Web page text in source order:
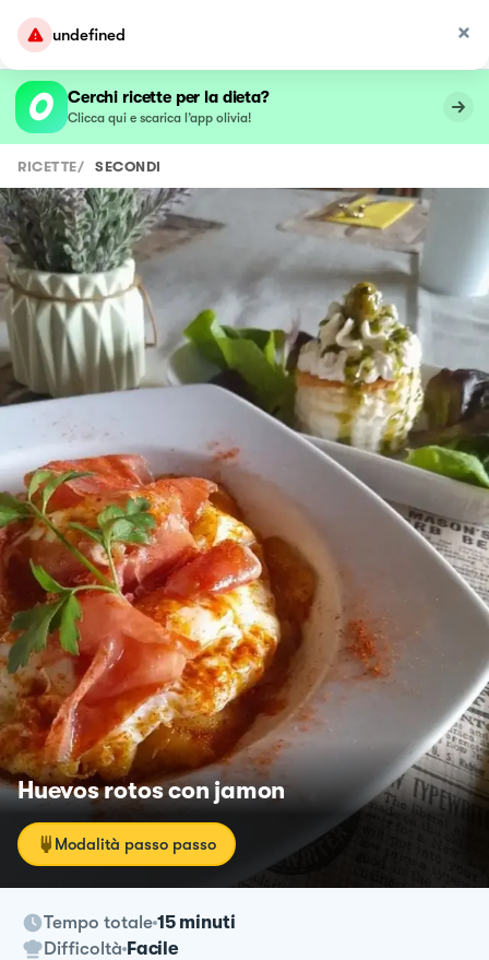
undefined
Cerchi ricette per la dieta?
Clicca qui e scarica l’app olivia!
RICETTE/ SECONDI
Huevos rotos con jamon
Modalità passo passo
Tempo totale 15 minuti
Difficoltà Facile